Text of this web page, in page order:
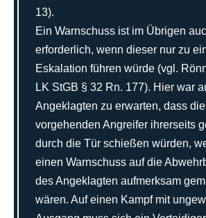
13).
Ein Warnschuss ist im Übrigen
erforderlich, wenn dieser nur zu
Eskalation führen würde (vgl.
LK StGB § 32 Rn. 177). Hier war
Angeklagten zu erwarten, dass
vorgehenden Angreifer ihrerseits
durch die Tür schießen würden,
einen Warnschuss auf die
des Angeklagten aufmerksam
wären. Auf einen Kampf mit